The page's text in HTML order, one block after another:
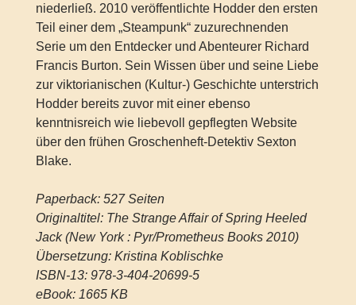
niederließ. 2010 veröffentlichte Hodder den ersten
Teil einer dem „Steampunk“ zuzurechnenden
Serie um den Entdecker und Abenteurer Richard
Francis Burton. Sein Wissen über und seine Liebe
zur viktorianischen (Kultur-) Geschichte unterstrich
Hodder bereits zuvor mit einer ebenso
kenntnisreich wie liebevoll gepflegten Website
über den frühen Groschenheft-Detektiv Sexton
Blake.
Paperback: 527 Seiten
Originaltitel: The Strange Affair of Spring Heeled
Jack (New York : Pyr/Prometheus Books 2010)
Übersetzung: Kristina Koblischke
ISBN-13: 978-3-404-20699-5
eBook: 1665 KB